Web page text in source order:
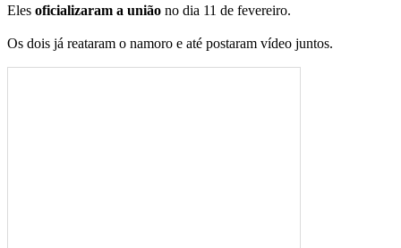
Eles oficializaram a união no dia 11 de fevereiro.
Os dois já reataram o namoro e até postaram vídeo juntos.